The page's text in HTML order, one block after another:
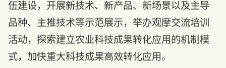
伍建设，开展新技术、新产品、新场景以及主导
品种、主推技术等示范展示，举办观摩交流培训
活动，探索建立农业科技成果转化应用的机制模
式，加快重大科技成果高效转化应用。